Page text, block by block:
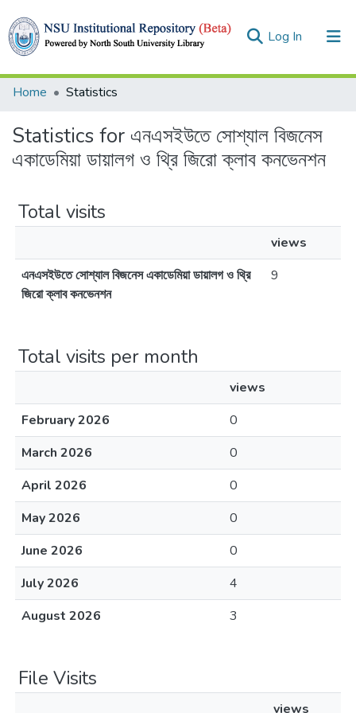
Log In (current)
Collections
Home Statistics
Statistics for এনএসইউতে সোশ্যাল বিজনেস
একাডেমিয়া ডায়ালগ ও থ্রি জিরো ক্লাব কনভেনশন
Total visits
views
এনএসইউতে সোশ্যাল বিজনেস একাডেমিয়া ডায়ালগ ও থ্রি
জিরো ক্লাব কনভেনশন
9
Total visits per month
views
February 2026
0
March 2026
0
April 2026
0
May 2026
0
June 2026
0
July 2026
4
August 2026
3
File Visits
views